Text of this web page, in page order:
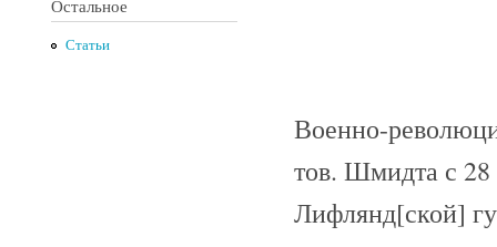
Остальное
Статьи
Военно-
тов. Шмидта с
Лифлянд[ской]